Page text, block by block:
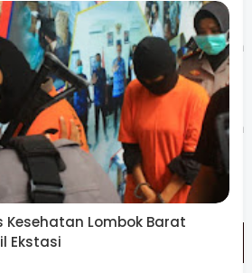
mengaku langsung mengucapkan
dan Dr Zul unggul dalam hitung
count, pertama yang tercetus
astagfirullahaladzim pada Allah
Kesehatan Lombok Barat
Ekstasi